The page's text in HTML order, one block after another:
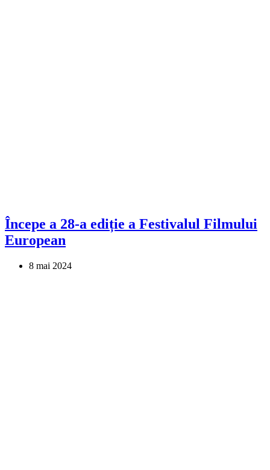
Începe a 28-a ediție a Festivalul Filmului
European
8 mai 2024